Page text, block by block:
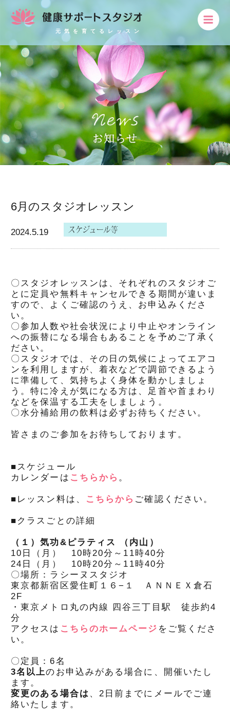
元気を育てるレッスン
6月のスタジオレッスン
2024.5.19
〇スタジオレッスンは、それぞれのスタジオご
とに定員や無料キャンセルできる期間が違いま
すので、よくご確認のうえ、お申込みくださ
い。
〇参加人数や社会状況により中止やオンライン
への振替になる場合もあることを予めご了承く
ださい。
〇スタジオでは、その日の気候によってエアコ
ンを利用しますが、着衣などで調節できるよう
に準備して、気持ちよく身体を動かしましょ
う。特に冷えが気になる方は、足首や首まわり
などを保温する工夫をしましょう。
〇水分補給用の飲料は必ずお待ちください。
皆さまのご参加をお待ちしております。
■スケジュール
カレンダーは こちらから 。
■レッスン料は、 こちらから ご確認ください。
■クラスごとの詳細
（１）気功&ピラティス （内山）
10日（月） 10時20分～11時40分
24日（月） 10時20分～11時40分
〇場所：ラシーヌスタジオ
東京都新宿区愛住町１６−１ ＡＮＮＥＸ倉石
2F
・東京メトロ丸の内線 四谷三丁目駅 徒歩約4
分
アクセスは こちらのホームページ をご覧くださ
い。
〇定員：6名
3名以上のお申込みがある場合に、開催いたし
ます。
変更のある場合は 、2日前までにメールでご連
絡いたします。